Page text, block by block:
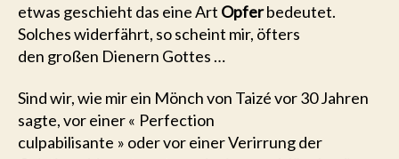
etwas geschieht das eine Art Opferbedeutet.
Solches widerfährt, so scheint mir, öfters
den großen Dienern Gottes …
Sind wir, wie mir ein Mönch von Taizé vor 30 Jahren
sagte, vor einer « Perfection
culpabilisante » oder vor einer Verirrung der